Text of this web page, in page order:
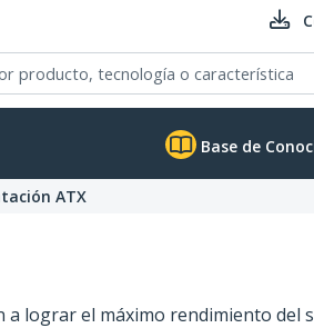
Base de
ATX
lograr el máximo rendimiento del